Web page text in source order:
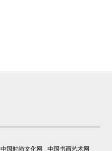
中国时尚文化网 中国书画艺术网